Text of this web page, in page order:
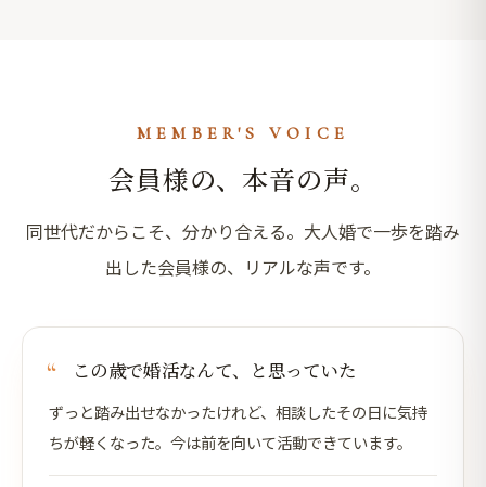
MEMBER'S VOICE
会員様の、本音の声。
同世代だからこそ、分かり合える。大人婚で一歩を踏み
出した会員様の、リアルな声です。
この歳で婚活なんて、と思っていた
ずっと踏み出せなかったけれど、相談したその日に気持
ちが軽くなった。今は前を向いて活動できています。